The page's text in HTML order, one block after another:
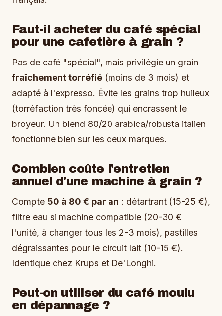
Faut-il acheter du café spécial
pour une cafetière à grain ?
Pas de café "spécial", mais privilégie un grain
fraîchement torréfié (moins de 3 mois) et
adapté à l'expresso. Évite les grains trop huileux
(torréfaction très foncée) qui encrassent le
broyeur. Un blend 80/20 arabica/robusta italien
fonctionne bien sur les deux marques.
Combien coûte l'entretien
annuel d'une machine à grain ?
Compte 50 à 80 € par an : détartrant (15-25 €),
filtre eau si machine compatible (20-30 €
l'unité, à changer tous les 2-3 mois), pastilles
dégraissantes pour le circuit lait (10-15 €).
Identique chez Krups et De'Longhi.
Peut-on utiliser du café moulu
en dépannage ?